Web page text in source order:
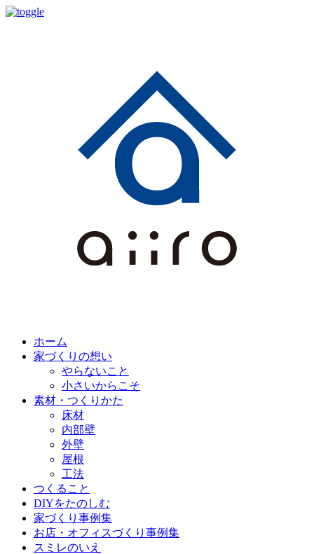
ホーム
家づくりの想い
やらないこと
小さいからこそ
素材・つくりかた
床材
内部壁
外壁
屋根
工法
つくること
DIYをたのしむ
家づくり事例集
お店・オフィスづくり事例集
スミレのいえ